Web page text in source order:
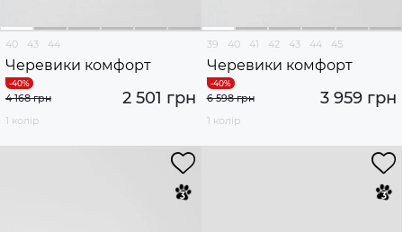
40 43 44
Черевики комфорт
2 501 грн
4 168 грн
1 колір
39 40 41 42 43 44 45
Черевики комфорт
3 959 грн
6 598 грн
1 колір